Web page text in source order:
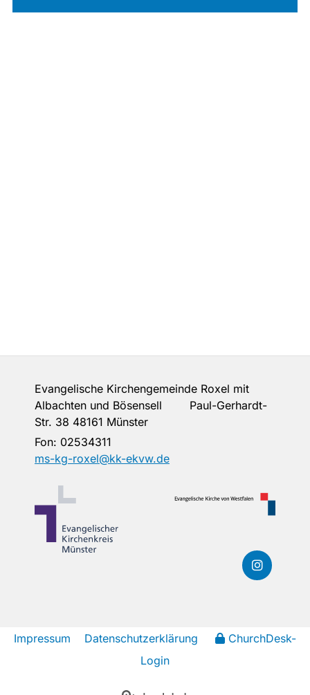
Evangelische Kirchengemeinde Roxel mit
Albachten und Bösensell Paul-Gerhardt-
Str. 38 48161 Münster
Fon: 02534311
ms-kg-roxel@kk-ekvw.de
Impressum Datenschutzerklärung
ChurchDesk-
Login